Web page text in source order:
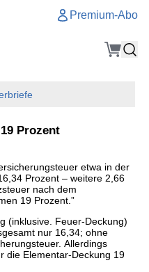
Premium-Abo
Prozent
etwa in der
Prozent – weitere 2,66
nach dem
19 Prozent.”
(inklusive. Feuer-Deckung)
nur 16,34; ohne
Allerdings
die Elementar-Deckung 19